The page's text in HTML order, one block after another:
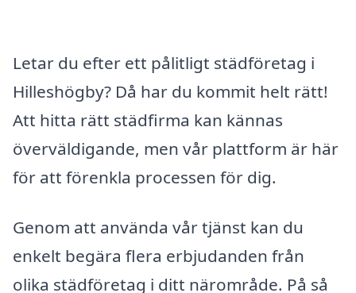
Letar du efter ett pålitligt städföretag i
Hilleshögby? Då har du kommit helt rätt!
Att hitta rätt städfirma kan kännas
överväldigande, men vår plattform är här
för att förenkla processen för dig.
Genom att använda vår tjänst kan du
enkelt begära flera erbjudanden från
olika städföretag i ditt närområde. På så